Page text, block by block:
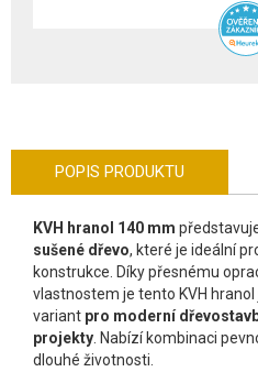
POPIS PRODUKTU
KVH hranol 140 mm
sušené dřevo, které je ideální
konstrukce. Díky přesnému
vlastnostem je tento KVH
variant pro moderní
projekty. Nabízí kombinaci
dlouhé životnosti.